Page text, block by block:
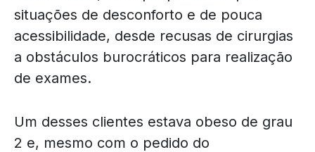
situações de desconforto e de pouca
acessibilidade, desde recusas de cirurgias
a obstáculos burocráticos para realização
de exames.
Um desses clientes estava obeso de grau
2 e, mesmo com o pedido do